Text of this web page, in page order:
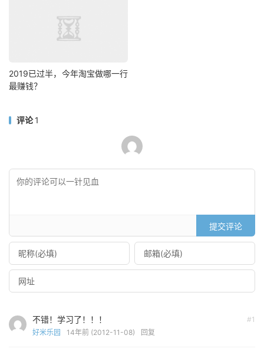
2019已过半，今年淘宝做哪一行
最赚钱？
评论1
提交评论
#1
不错！学习了！！！
好米乐园 14年前 (2012-11-08) 回复